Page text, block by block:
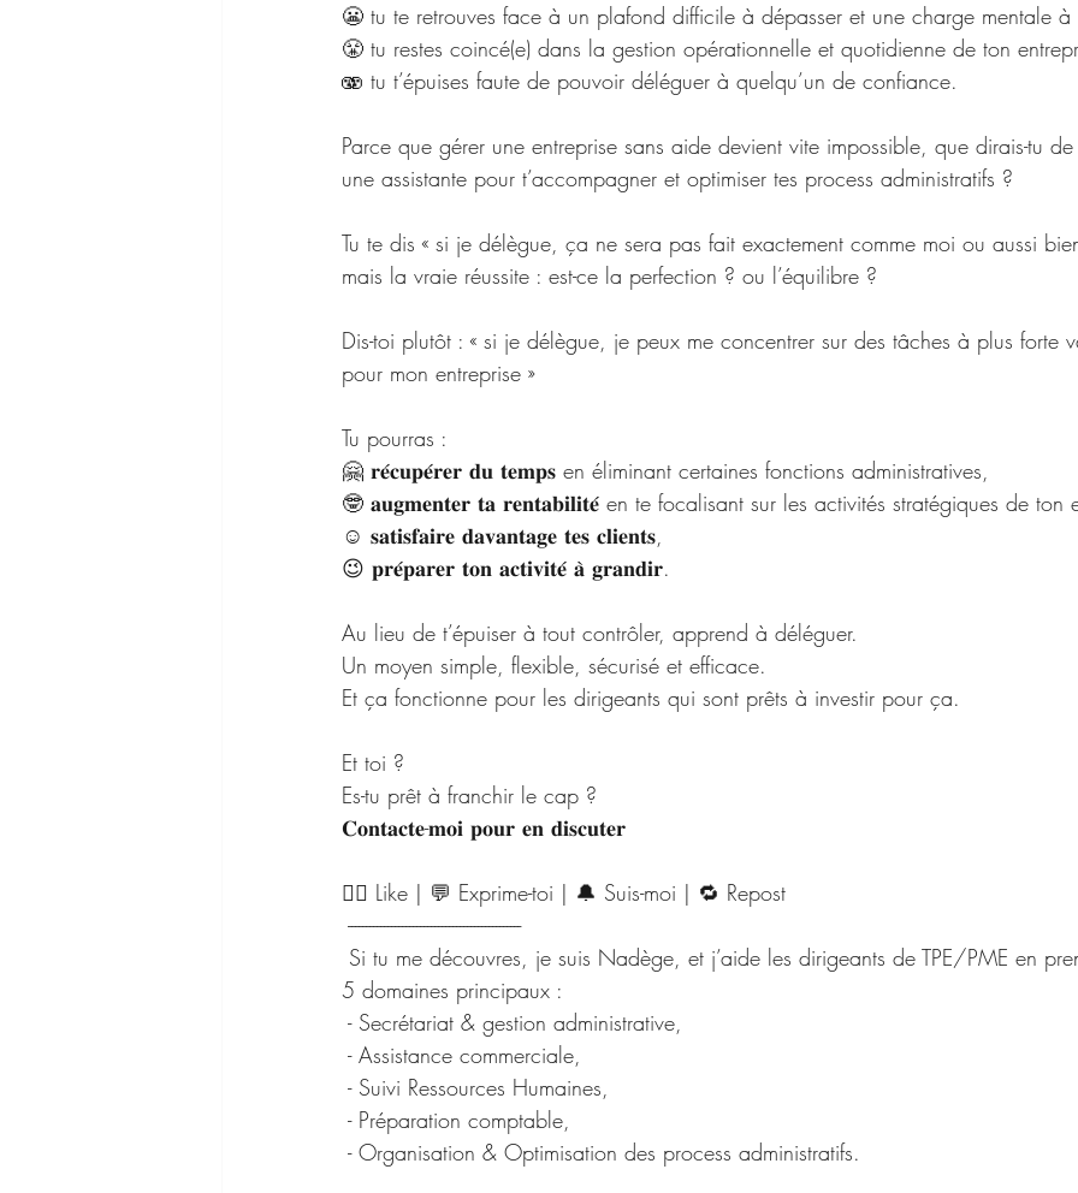
😬 tu te retrouves face à un plafond difficile à dépasser et une charge mentale
😤 tu restes coincé(e) dans la gestion opérationnelle et quotidienne de ton
🫨 tu t’épuises faute de pouvoir déléguer à quelqu’un de confiance.
Parce que gérer une entreprise sans aide devient vite impossible, que dirais-tu
une assistante pour t’accompagner et optimiser tes process administratifs ?
Tu te dis « si je délègue, ça ne sera pas fait exactement comme moi ou aussi
mais la vraie réussite : est-ce la perfection ? ou l’équilibre ?
Dis-toi plutôt : « si je délègue, je peux me concentrer sur des tâches à plus forte
pour mon entreprise »
Tu pourras :
🤗 𝐫𝐞́𝐜𝐮𝐩𝐞́𝐫𝐞𝐫 𝐝𝐮 𝐭𝐞𝐦𝐩𝐬 en éliminant certaines fonctions administratives,
🤓 𝐚𝐮𝐠𝐦𝐞𝐧𝐭𝐞𝐫 𝐭𝐚 𝐫𝐞𝐧𝐭𝐚𝐛𝐢𝐥𝐢𝐭𝐞́ en te focalisant sur les activités stratégiques de ton
☺️ 𝐬𝐚𝐭𝐢𝐬𝐟𝐚𝐢𝐫𝐞 𝐝𝐚𝐯𝐚𝐧𝐭𝐚𝐠𝐞 𝐭𝐞𝐬 𝐜𝐥𝐢𝐞𝐧𝐭𝐬,
😉 𝐩𝐫𝐞́𝐩𝐚𝐫𝐞𝐫 𝐭𝐨𝐧 𝐚𝐜𝐭𝐢𝐯𝐢𝐭𝐞́ 𝐚̀ 𝐠𝐫𝐚𝐧𝐝𝐢𝐫.
Au lieu de t’épuiser à tout contrôler, apprend à déléguer.
Un moyen simple, flexible, sécurisé et efficace.
Et ça fonctionne pour les dirigeants qui sont prêts à investir pour ça.
Et toi ?
Es-tu prêt à franchir le cap ?
𝐂𝐨𝐧𝐭𝐚𝐜𝐭𝐞-𝐦𝐨𝐢 𝐩𝐨𝐮𝐫 𝐞𝐧 𝐝𝐢𝐬𝐜𝐮𝐭𝐞𝐫
👍🏻 Like | 💬 Exprime-toi | 🔔 Suis-moi | 🔁 Repost
------------------------------------------------
Si tu me découvres, je suis Nadège, et j’aide les dirigeants de TPE/PME en
5 domaines principaux :
- Secrétariat & gestion administrative,
- Assistance commerciale,
- Suivi Ressources Humaines,
- Préparation comptable,
- Organisation & Optimisation des process administratifs.